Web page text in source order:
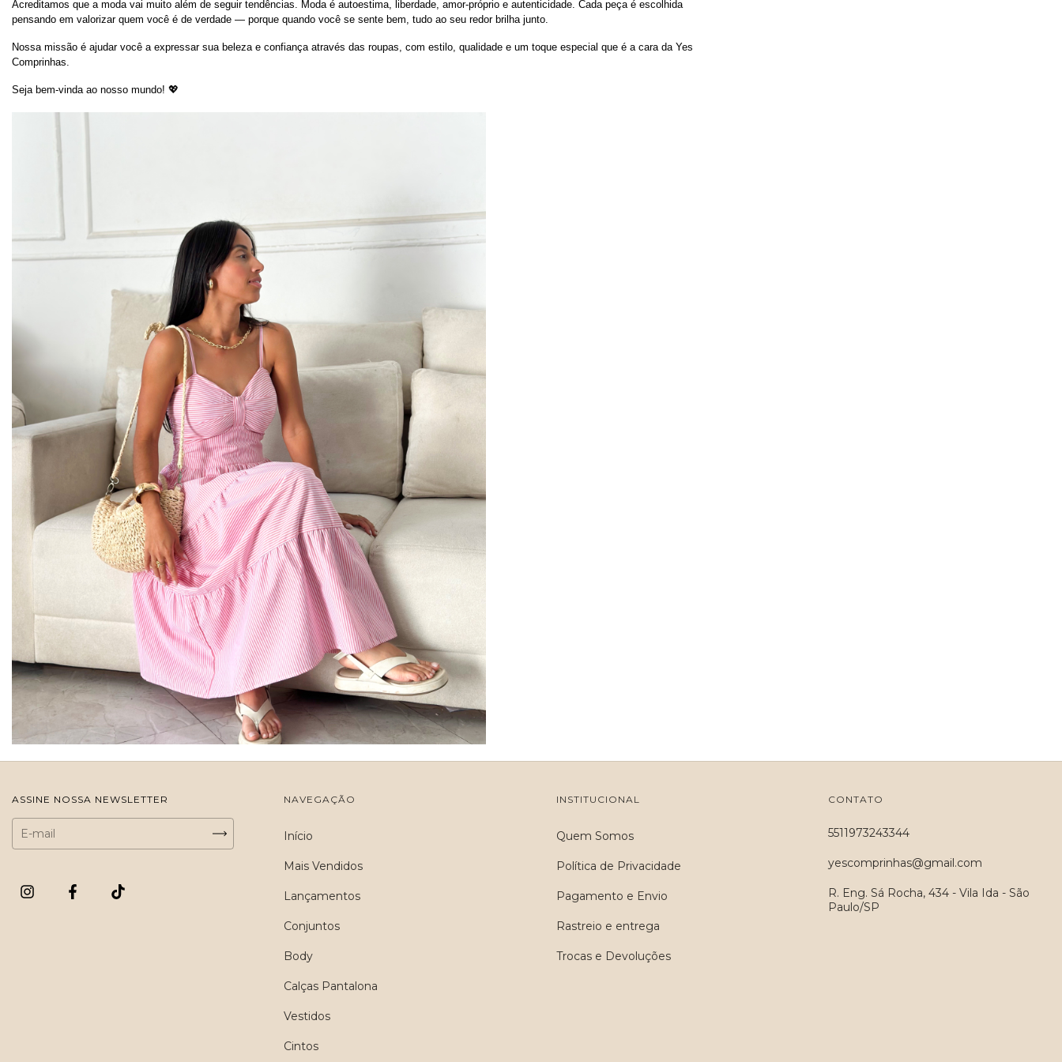
Acreditamos que a moda vai muito além de seguir tendências. Moda é autoestima, liberdade, amor-próprio e autenticidade. Cada peça é escolhida
pensando em valorizar quem você é de verdade — porque quando você se sente bem, tudo ao seu redor brilha junto.
Nossa missão é ajudar você a expressar sua beleza e confiança através das roupas, com estilo, qualidade e um toque especial que é a cara da Yes
Comprinhas.
Seja bem-vinda ao nosso mundo! 💖
ASSINE NOSSA NEWSLETTER NAVEGAÇÃO
Início
Mais Vendidos
Lançamentos
Conjuntos
Body
Calças Pantalona
Vestidos
Cintos
INSTITUCIONAL
Quem Somos
Política de Privacidade
Pagamento e Envio
Rastreio e entrega
Trocas e Devoluções
CONTATO
5511973243344
yescomprinhas@gmail.com
R. Eng. Sá Rocha, 434 - Vila Ida - São
Paulo/SP